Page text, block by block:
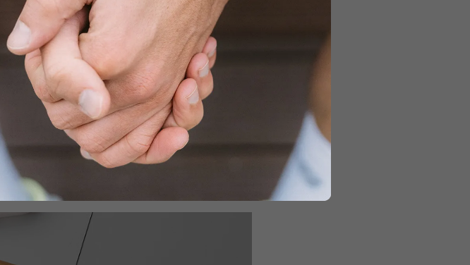
töihin, kävelyille, sohvalle ja joskus jopa sänkyyn.
taskulinttiä ja likaa nopeammin kuin moni
vaimenee, toinen puoli soi hiljempaa tai
Oikea puhdistus voi oikeasti saada AirPodsit
AirPods, AirPods Pro ja AirPods Max puhdistetaan